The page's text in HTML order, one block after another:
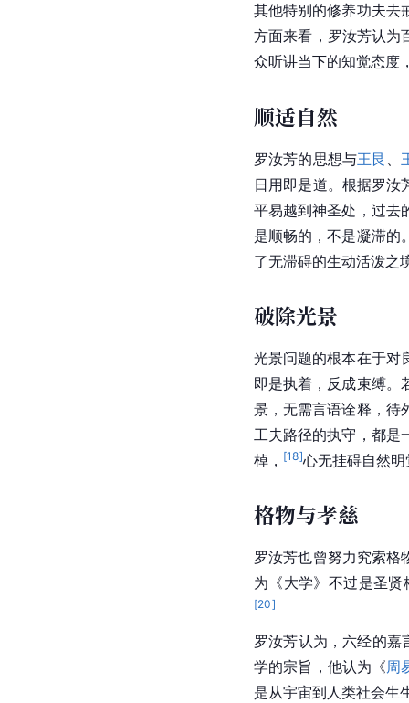
其他特别的修养功夫去
方面来看，罗汝芳认为
众听讲当下的知觉态度
顺适自然
罗汝芳的思想与王艮
日用即是道。根据罗汝
平易越到神圣处，过去
是顺畅的，不是凝滞的
了无滞碍的生动活泼之
破除光景
光景问题的根本在于对
即是执着，反成束缚。
景，无需言语诠释，待
工夫路径的执守，都是
棹， [18]心无挂碍自然
格物与孝慈
罗汝芳也曾努力究索格
为《大学》不过是圣
[20]
罗汝芳认为，六经的嘉
学的宗旨，他认为《周
是从宇宙到人类社会生